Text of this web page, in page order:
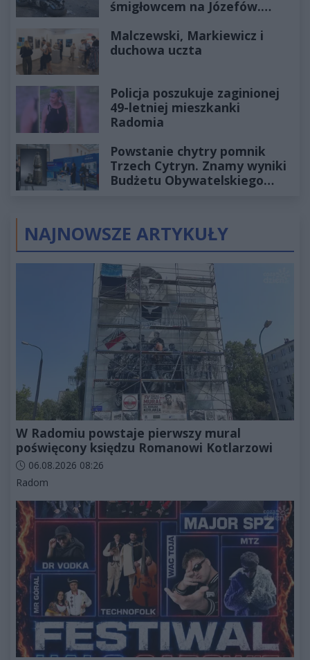
śmigłowcem na Józefów.
Malczewski, Markiewicz i
duchowa uczta
Policja poszukuje zaginionej
49-letniej mieszkanki
Radomia
Powstanie chytry pomnik
Trzech Cytryn. Znamy wyniki
Budżetu Obywatelskiego
NAJNOWSZE ARTYKUŁY
W Radomiu powstaje pierwszy mural
poświęcony księdzu Romanowi Kotlarzowi
Data dodania artykułu:
06.08.2026 08:26
Kategorie artykułu:
Radom